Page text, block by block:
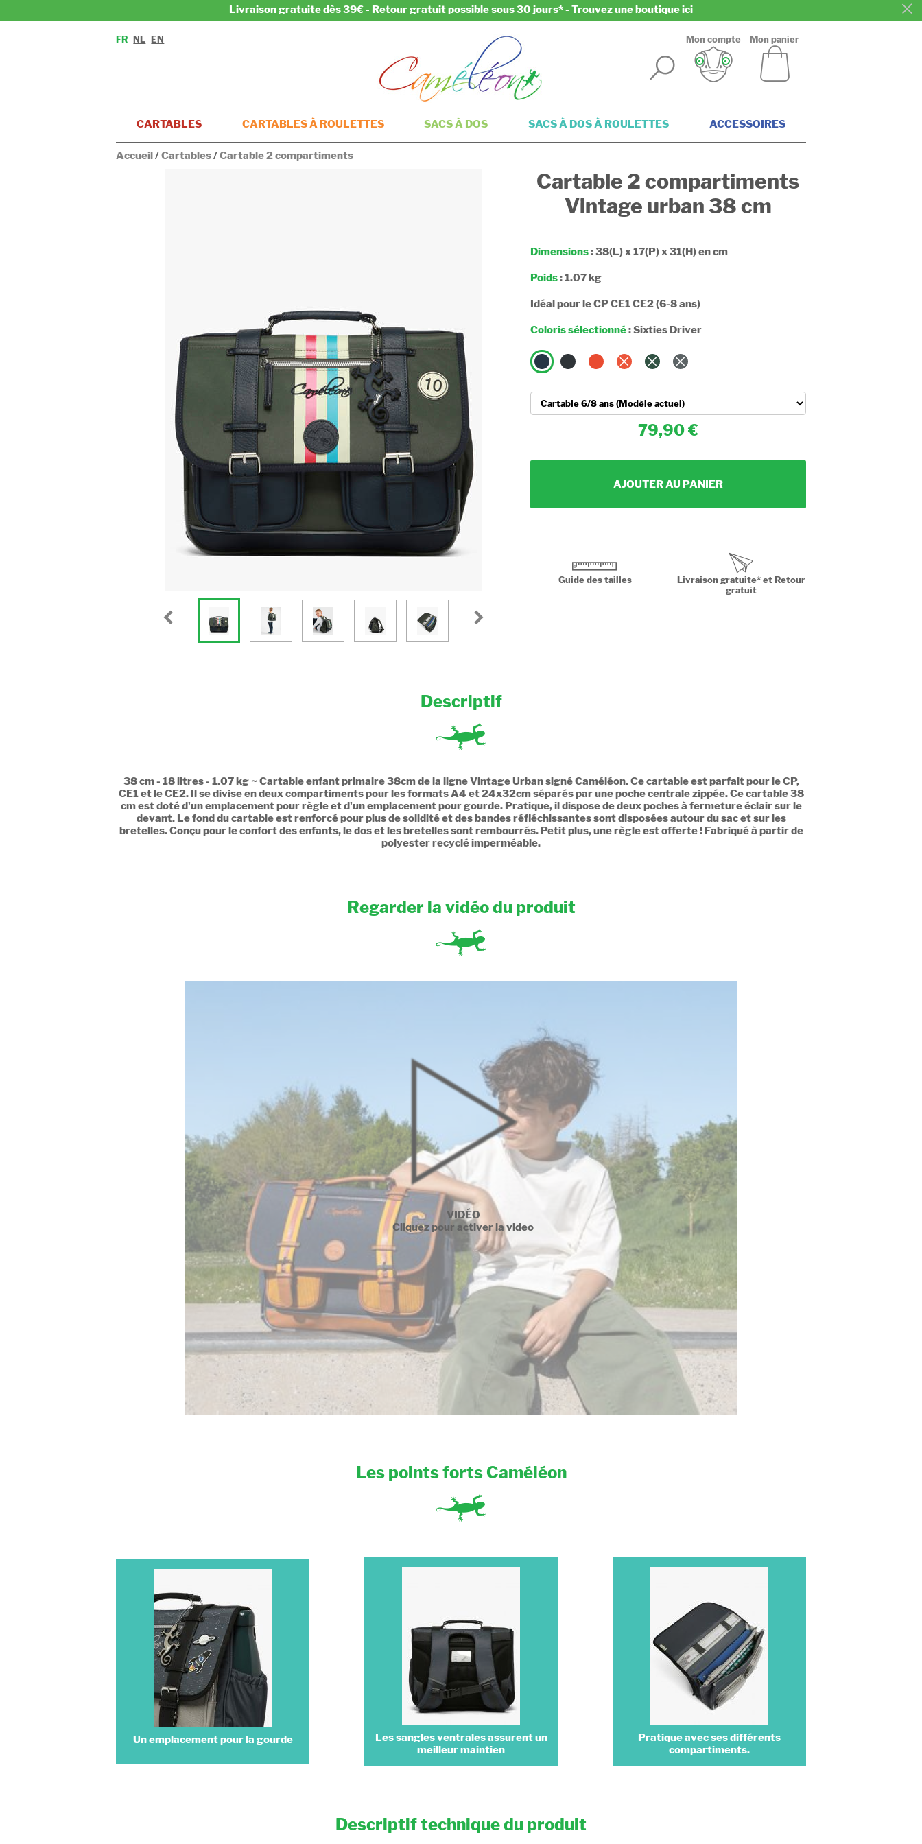
Livraison gratuite dès 39€ - Retour gratuit possible sous 30 jours* - Trouvez une boutiqueici
FR NL EN Mon compte Mon panier
CARTABLES CARTABLES À ROULETTES SACS À DOS SACS À DOS À ROULETTES ACCESSOIRES
Accueil/Cartables/Cartable 2 compartiments
Cartable 2 compartiments
Vintage urban 38 cm
Dimensions: 38(L) x 17(P) x 31(H) en cm
Poids: 1.07 kg
Idéal pour le CP CE1 CE2 (6-8 ans)
Coloris sélectionné:Sixties Driver
79,90
AJOUTER AU PANIER
Guide des tailles
Livraison gratuite* et Retour
gratuit
Descriptif
38 cm - 18 litres - 1.07 kg ~ Cartable enfant primaire 38cm de la ligne Vintage Urban signé Caméléon. Ce cartable est parfait pour le CP,
CE1 et le CE2. Il se divise en deux compartiments pour les formats A4 et 24x32cm séparés par une poche centrale zippée. Ce cartable 38
cm est doté d'un emplacement pour règle et d'un emplacement pour gourde. Pratique, il dispose de deux poches à fermeture éclair sur le
devant. Le fond du cartable est renforcé pour plus de solidité et des bandes réfléchissantes sont disposées autour du sac et sur les
bretelles. Conçu pour le confort des enfants, le dos et les bretelles sont rembourrés. Petit plus, une règle est offerte ! Fabriqué à partir de
polyester recyclé imperméable.
Regarder la vidéo du produit
VIDÉO
Cliquez pour activer la video
Les points forts Caméléon
Un emplacement pour la gourde
Les sangles ventrales assurent un
meilleur maintien
Pratique avec ses différents
compartiments.
Descriptif technique du produit